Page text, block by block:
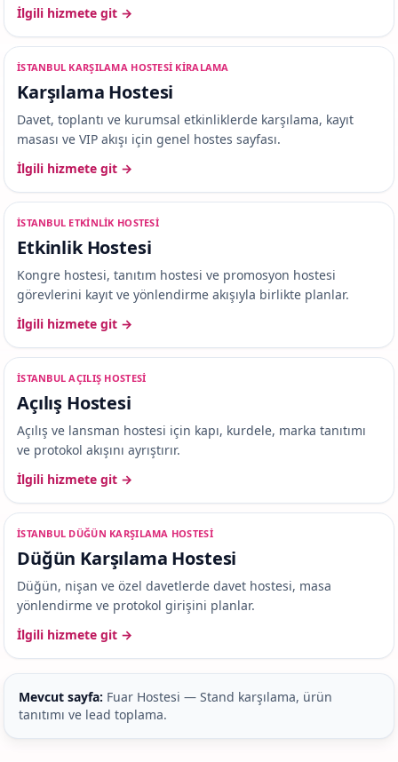
İlgili hizmete git →
ISTANBUL KARŞILAMA HOSTESI KIRALAMA
Karşılama Hostesi
Davet, toplantı ve kurumsal etkinliklerde karşılama, kayıt
masası ve VIP akışı için genel hostes sayfası.
İlgili hizmete git →
ISTANBUL ETKINLIK HOSTESI
Etkinlik Hostesi
Kongre hostesi, tanıtım hostesi ve promosyon hostesi
görevlerini kayıt ve yönlendirme akışıyla birlikte planlar.
İlgili hizmete git →
ISTANBUL AÇILIŞ HOSTESI
Açılış Hostesi
Açılış ve lansman hostesi için kapı, kurdele, marka tanıtımı
ve protokol akışını ayrıştırır.
İlgili hizmete git →
ISTANBUL DÜĞÜN KARŞILAMA HOSTESI
Düğün Karşılama Hostesi
Düğün, nişan ve özel davetlerde davet hostesi, masa
yönlendirme ve protokol girişini planlar.
İlgili hizmete git →
Mevcut sayfa: Fuar Hostesi — Stand karşılama, ürün
tanıtımı ve lead toplama.